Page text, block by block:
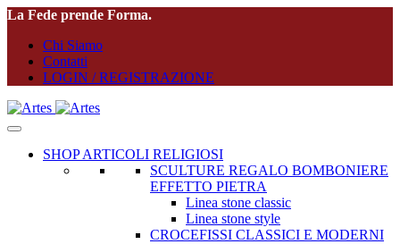
La Fede prende Forma.
Chi Siamo
Contatti
LOGIN / REGISTRAZIONE
SHOP ARTICOLI RELIGIOSI
SCULTURE REGALO BOMBONIERE
EFFETTO PIETRA
Linea stone classic
Linea stone style
CROCEFISSI CLASSICI E MODERNI